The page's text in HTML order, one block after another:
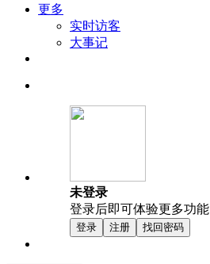
更多
实时访客
大事记
未登录
登录后即可体验更多功能
登录 注册 找回密码